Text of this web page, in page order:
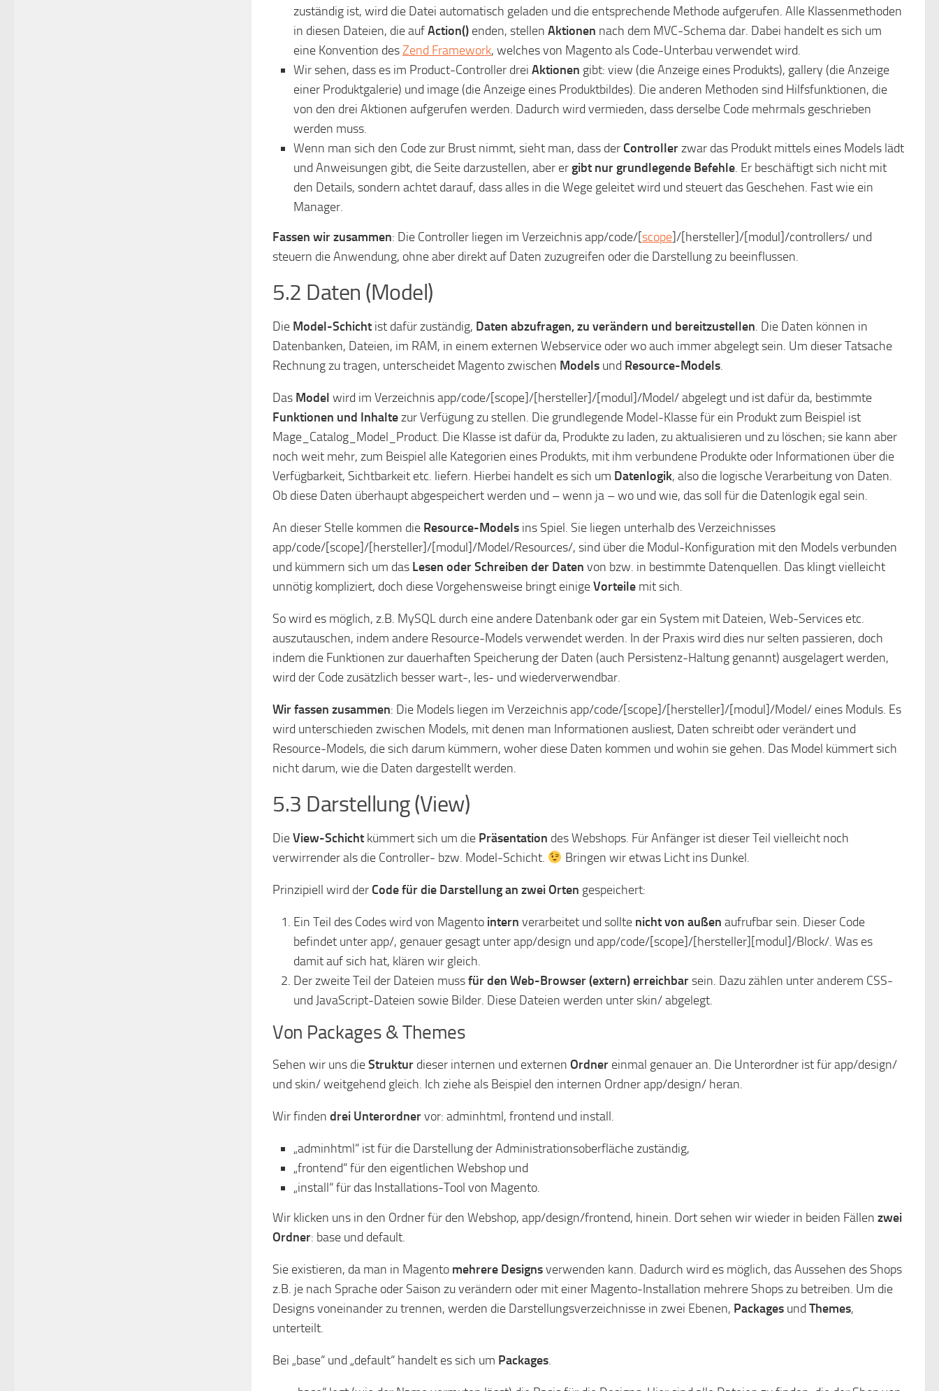
zuständig ist, wird die Datei automatisch geladen und die entsprechende Methode aufgerufen. Alle Klassenmethoden
in diesen Dateien, die aufAction() enden, stellen Aktionen nach dem MVC-Schema dar. Dabei handelt es sich um
eine Konvention desZend Framework, welches von Magento als Code-Unterbau verwendet wird.
Wir sehen, dass es im Product-Controller drei Aktionen gibt: view (die Anzeige eines Produkts), gallery (die Anzeige
einer Produktgalerie) und image (die Anzeige eines Produktbildes). Die anderen Methoden sind Hilfsfunktionen, die
von den drei Aktionen aufgerufen werden. Dadurch wird vermieden, dass derselbe Code mehrmals geschrieben
werden muss.
Wenn man sich den Code zur Brust nimmt, sieht man, dass der Controllerzwar das Produkt mittels eines Models lädt
und Anweisungen gibt, die Seite darzustellen, aber er gibt nur grundlegende Befehle. Er beschäftigt sich nicht mit
den Details, sondern achtet darauf, dass alles in die Wege geleitet wird und steuert das Geschehen. Fast wie ein
Manager.
Fassen wir zusammen: Die Controller liegen im Verzeichnis app/code/[scope]/[hersteller]/[modul]/controllers/ und
steuern die Anwendung, ohne aber direkt auf Daten zuzugreifen oder die Darstellung zu beeinflussen.
5.2 Daten (Model)
Die Model-Schicht ist dafür zuständig, Daten abzufragen, zu verändern und bereitzustellen. Die Daten können in
Datenbanken, Dateien, im RAM, in einem externen Webservice oder wo auch immer abgelegt sein. Um dieser Tatsache
Rechnung zu tragen, unterscheidet Magento zwischen Models und Resource-Models.
Das Model wird im Verzeichnis app/code/[scope]/[hersteller]/[modul]/Model/ abgelegt und ist dafür da, bestimmte
Funktionen und Inhaltezur Verfügung zu stellen. Die grundlegende Model-Klasse für ein Produkt zum Beispiel ist
Mage_Catalog_Model_Product. Die Klasse ist dafür da, Produkte zu laden, zu aktualisieren und zu löschen; sie kann aber
noch weit mehr, zum Beispiel alle Kategorien eines Produkts, mit ihm verbundene Produkte oder Informationen über die
Verfügbarkeit, Sichtbarkeit etc. liefern. Hierbei handelt es sich um Datenlogik, also die logische Verarbeitung von Daten.
Ob diese Daten überhaupt abgespeichert werden und – wenn ja – wo und wie, das soll für die Datenlogik egal sein.
An dieser Stelle kommen die Resource-Models ins Spiel. Sie liegen unterhalb des Verzeichnisses
app/code/[scope]/[hersteller]/[modul]/Model/Resources/, sind über die Modul-Konfiguration mit den Models verbunden
und kümmern sich um das Lesen oder Schreiben der Daten von bzw. in bestimmte Datenquellen. Das klingt vielleicht
unnötig kompliziert, doch diese Vorgehensweise bringt einigeVorteile mit sich.
So wird es möglich, z.B. MySQL durch eine andere Datenbank oder gar ein System mit Dateien, Web-Services etc.
auszutauschen, indem andere Resource-Models verwendet werden. In der Praxis wird dies nur selten passieren, doch
indem die Funktionen zur dauerhaften Speicherung der Daten (auch Persistenz-Haltung genannt) ausgelagert werden,
wird der Code zusätzlich besser wart-, les- und wiederverwendbar.
Wir fassen zusammen: Die Models liegen im Verzeichnis app/code/[scope]/[hersteller]/[modul]/Model/ eines Moduls. Es
wird unterschieden zwischen Models, mit denen man Informationen ausliest, Daten schreibt oder verändert und
Resource-Models, die sich darum kümmern, woher diese Daten kommen und wohin sie gehen. Das Model kümmert sich
nicht darum, wie die Daten dargestellt werden.
5.3 Darstellung (View)
DieView-Schicht kümmert sich um die Präsentation des Webshops. Für Anfänger ist dieser Teil vielleicht noch
verwirrender als die Controller- bzw. Model-Schicht.
Bringen wir etwas Licht ins Dunkel.
Prinzipiell wird der Code für die Darstellung an zwei Orten gespeichert:
Ein Teil des Codes wird von Magento intern verarbeitet und sollte nicht von außen aufrufbar sein. Dieser Code
befindet unter app/, genauer gesagt unter app/design und app/code/[scope]/[hersteller][modul]/Block/. Was es
damit auf sich hat, klären wir gleich.
Der zweite Teil der Dateien mussfür den Web-Browser (extern) erreichbarsein. Dazu zählen unter anderem CSS-
und JavaScript-Dateien sowie Bilder. Diese Dateien werden unter skin/ abgelegt.
Von Packages & Themes
Sehen wir uns dieStruktur dieser internen und externen Ordner einmal genauer an. Die Unterordner ist für app/design/
und skin/ weitgehend gleich. Ich ziehe als Beispiel den internen Ordner app/design/ heran.
Wir finden drei Unterordnervor: adminhtml, frontend und install.
„adminhtml“ ist für die Darstellung der Administrationsoberfläche zuständig,
„frontend“ für den eigentlichen Webshop und
„install“ für das Installations-Tool von Magento.
Wir klicken uns in den Ordner für den Webshop, app/design/frontend, hinein. Dort sehen wir wieder in beiden Fällen zwei
Ordner: base und default.
Sie existieren, da man in Magento mehrere Designsverwenden kann. Dadurch wird es möglich, das Aussehen des Shops
z.B. je nach Sprache oder Saison zu verändern oder mit einer Magento-Installation mehrere Shops zu betreiben. Um die
Designs voneinander zu trennen, werden die Darstellungsverzeichnisse in zwei Ebenen, Packages und Themes,
unterteilt.
Bei „base“ und „default“ handelt es sich um Packages.